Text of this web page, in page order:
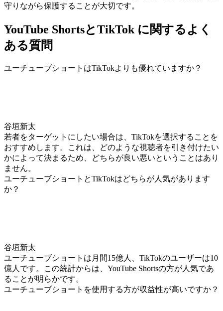
守りながら保護することが大切です。
YouTube ShortsとTikTok に関するよく
ある質問
ユーチューブショートはTikTokよりも優れていますか？
谷垣新太
若者をターゲットにしたい場合は、TikTokを選択することを
おすすめします。これは、どのような視聴者を引き付けたい
かによって決まるため、どちらが良い悪いということはあり
ません。
ユーチューブショートとTikTokはどちらが人気があります
か？
谷垣新太
ユーチューブショートは月間15億人、TikTokのユーザーは10
億人です。この統計からは、YouTube Shortsの方が人気であ
ることが明らかです。
ユーチューブショートを使用する方が収益性が高いですか？